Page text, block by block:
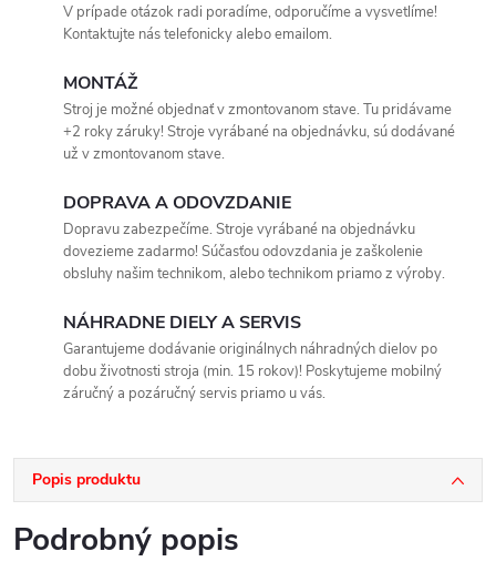
V prípade otázok radi poradíme, odporučíme a vysvetlíme!
Kontaktujte nás telefonicky alebo emailom.
MONTÁŽ
Stroj je možné objednať v zmontovanom stave. Tu pridávame
+2 roky záruky! Stroje vyrábané na objednávku, sú dodávané
už v zmontovanom stave.
DOPRAVA A ODOVZDANIE
Dopravu zabezpečíme. Stroje vyrábané na objednávku
dovezieme zadarmo! Súčasťou odovzdania je zaškolenie
obsluhy našim technikom, alebo technikom priamo z výroby.
NÁHRADNE DIELY A SERVIS
Garantujeme dodávanie originálnych náhradných dielov po
dobu životnosti stroja (min. 15 rokov)! Poskytujeme mobilný
záručný a pozáručný servis priamo u vás.
Popis produktu
Podrobný popis